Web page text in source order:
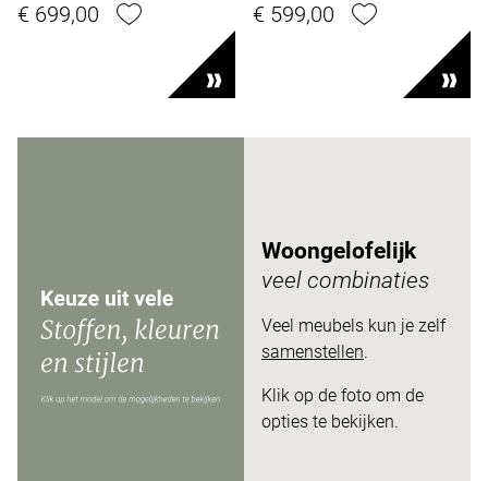
€ 699,00 € 599,00
Woongelofelijk
veel combinaties
Veel meubels kun je zelf
samenstellen.
Klik op de foto om de
opties te bekijken.